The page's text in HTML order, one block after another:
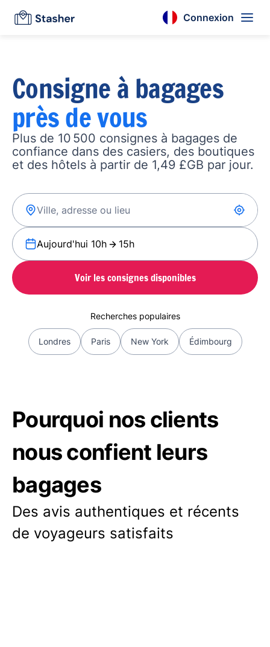
Connexion
Consigne à bagages
près de vous
Plus de 10 500 consignes à bagages de
confiance dans des casiers, des boutiques
et des hôtels à partir de 1,49 £GB par jour.
Aujourd'hui 10h 15h
Voir les consignes disponibles
Recherches populaires
Londres Paris New York Édimbourg
Pourquoi nos clients
nous confient leurs
bagages
Des avis authentiques et récents
de voyageurs satisfaits